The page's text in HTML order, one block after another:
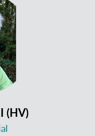
(HV)